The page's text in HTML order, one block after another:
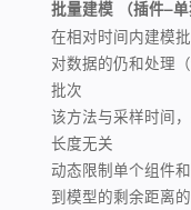
批量建模 （插件–单
在相对时间内建模
对数据的仍和处理
批次
该方法与采样时间
长度无关
动态限制单个组件
到模型的剩余距离